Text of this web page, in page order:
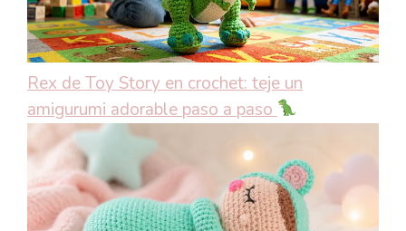
Rex de Toy Story en crochet: teje un
amigurumi adorable paso a paso